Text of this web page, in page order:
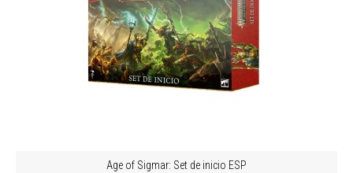
Age of Sigmar: Set de inicio ESP